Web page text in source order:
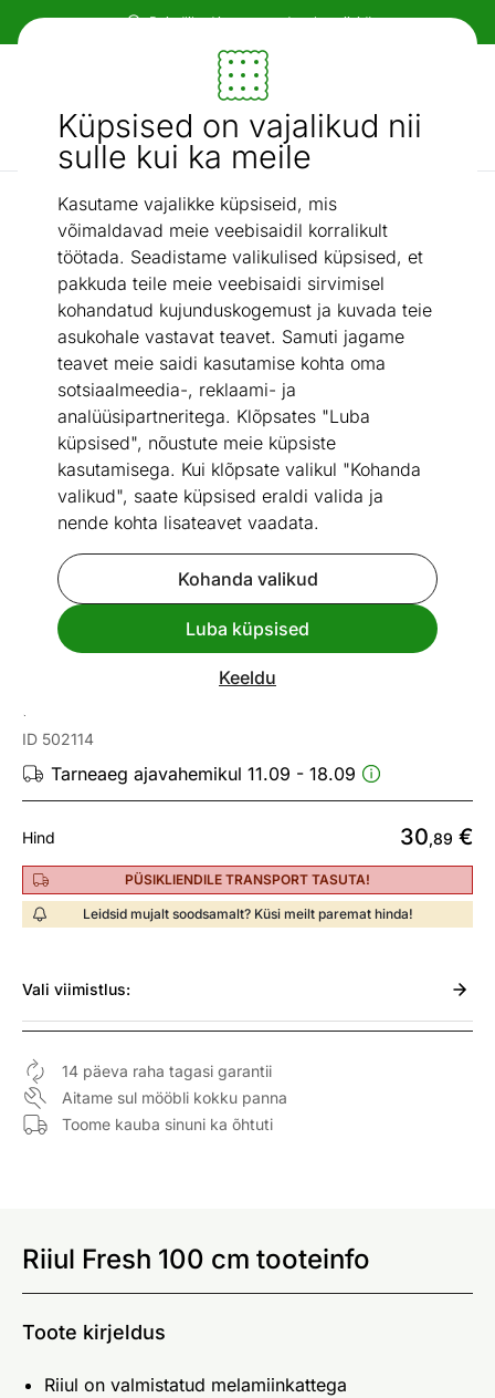
Küpsised on vajalikud nii
sulle kui ka meile
Kasutame vajalikke küpsiseid, mis
võimaldavad meie veebisaidil korralikult
töötada. Seadistame valikulised küpsised, et
pakkuda teile meie veebisaidi sirvimisel
kohandatud kujunduskogemust ja kuvada teie
asukohale vastavat teavet. Samuti jagame
teavet meie saidi kasutamise kohta oma
sotsiaalmeedia-, reklaami- ja
analüüsipartneritega. Klõpsates "Luba
küpsised", nõustute meie küpsiste
kasutamisega. Kui klõpsate valikul "Kohanda
valikud", saate küpsised eraldi valida ja
nende kohta lisateavet vaadata.
Kohanda valikud
Luba küpsised
Keeldu
Paindlikud ja mugavad makseviisid!
Mööbel ja sisustus - ON24
Otsi...
AI otsing
Riiulid / Riiul Fresh 100 cm
Go to slide 10
Go to slide 11
Go to slide
Vaata sarnaseid
Riiul Fresh 100 cm
ID 502114
Tarneaeg ajavahemikul 11.09 - 18.09
Hind 30,89 €
PÜSIKLIENDILE TRANSPORT TASUTA!
Leidsid mujalt soodsamalt? Küsi meilt paremat hinda!
Vali viimistlus:
14 päeva raha tagasi garantii
Aitame sul mööbli kokku panna
Toome kauba sinuni ka õhtuti
Riiul Fresh 100 cm tooteinfo
Toote kirjeldus
Riiul on valmistatud melamiinkattega